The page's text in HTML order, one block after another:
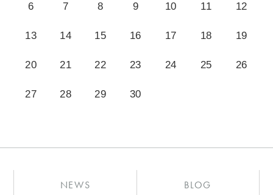
6 7 8 9 10 11 12
13 14 15 16 17 18 19
20 21 22 23 24 25 26
27 28 29 30
NEWS BLOG